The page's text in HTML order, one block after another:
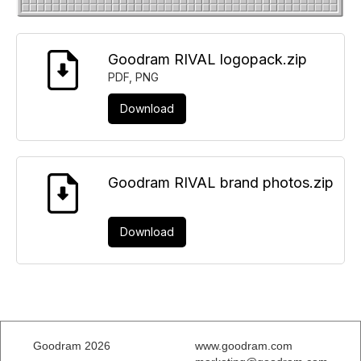
Goodram RIVAL logopack.zip
PDF, PNG
Download
Goodram RIVAL brand photos.zip
Download
Goodram 2026
www.goodram.com